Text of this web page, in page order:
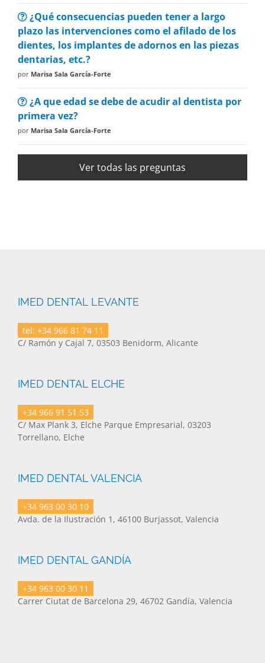
¿Qué consecuencias pueden tener a largo
plazo las intervenciones como el afilado de los
dientes, los implantes de adornos en las piezas
dentarias, etc.?
por Marisa Sala García-Forte
¿A que edad se debe de acudir al dentista por
primera vez?
por Marisa Sala García-Forte
Ver todas las preguntas
IMED DENTAL LEVANTE
tel: +34 966 81 74 11
C/ Ramón y Cajal 7, 03503 Benidorm, Alicante
IMED DENTAL ELCHE
+34 966 91 51 53
C/ Max Plank 3, Elche Parque Empresarial, 03203
Torrellano, Elche
IMED DENTAL VALENCIA
+34 963 00 30 10
Avda. de la Ilustración 1, 46100 Burjassot, Valencia
IMED DENTAL GANDÍA
+34 963 00 30 11
Carrer Ciutat de Barcelona 29, 46702 Gandía, Valencia